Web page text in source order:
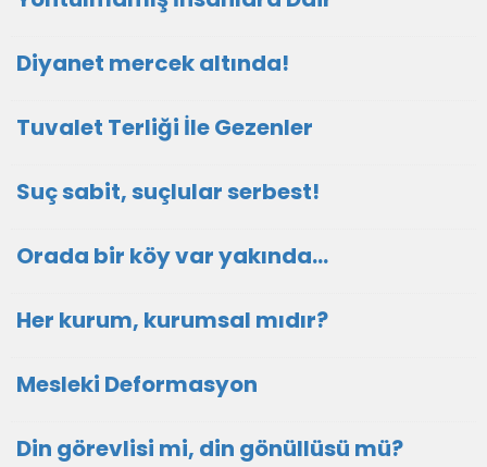
Diyanet mercek altında!
Tuvalet Terliği İle Gezenler
Suç sabit, suçlular serbest!
Orada bir köy var yakında...
Her kurum, kurumsal mıdır?
Mesleki Deformasyon
Din görevlisi mi, din gönüllüsü mü?